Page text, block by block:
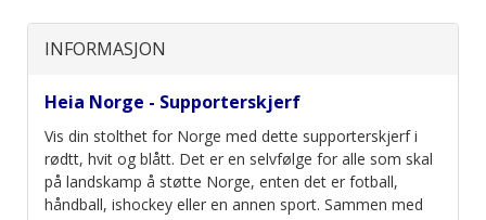
INFORMASJON
Heia Norge - Supporterskjerf
Vis din stolthet for Norge med dette supporterskjerf i
rødtt, hvit og blått. Det er en selvfølge for alle som skal
på landskamp å støtte Norge, enten det er fotball,
håndball, ishockey eller en annen sport. Sammen med